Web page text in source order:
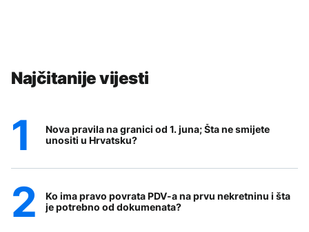
Najčitanije vijesti
Nova pravila na granici od 1. juna; Šta ne smijete
unositi u Hrvatsku?
Ko ima pravo povrata PDV-a na prvu nekretninu i šta
je potrebno od dokumenata?